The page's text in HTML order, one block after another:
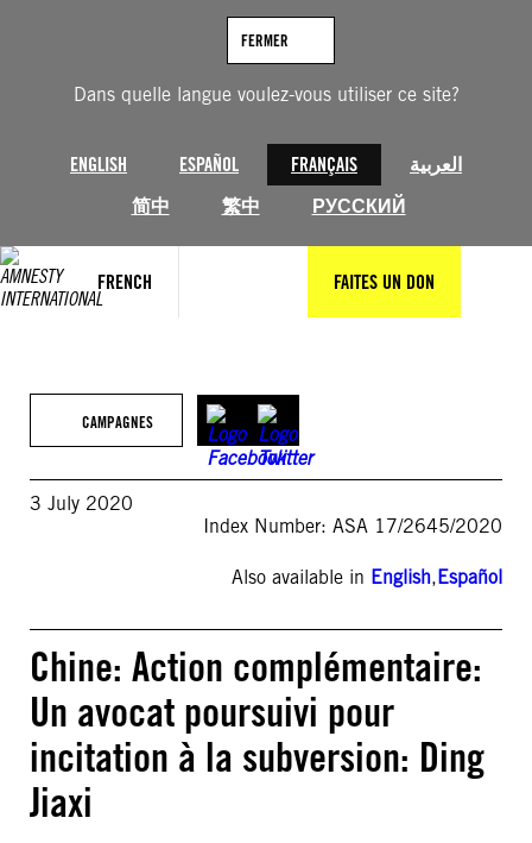
Dans quelle langue voulez-vous utiliser ce site?
ENGLISH ESPAÑOL FRANÇAIS
العربية
简中
繁中 РУССКИЙ
FERMER
FRENCH FAITES UN DON
CAMPAGNES
3 July 2020
Index Number: ASA 17/2645/2020
Also available in English,Español
Chine: Action complémentaire:
Un avocat poursuivi pour
incitation à la subversion: Ding
Jiaxi